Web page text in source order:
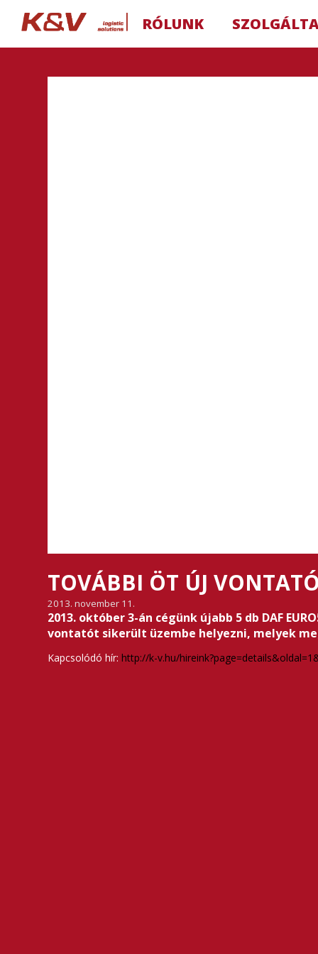
RÓLUNK
TOVÁBBI ÖT ÚJ
2013. november 11.
2013. október 3-án cégünk újabb 5 db DAF
vontatót sikerült üzembe helyezni, melyek
Kapcsolódó hír:http://k-v.hu/